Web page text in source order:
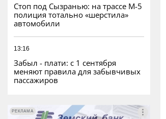
Стоп под Сызранью: на трассе М-5
полиция тотально «шерстила»
автомобили
13:16
Забыл - плати: с 1 сентября
меняют правила для забывчивых
пассажиров
РЕКЛАМА
РЕКЛАМА